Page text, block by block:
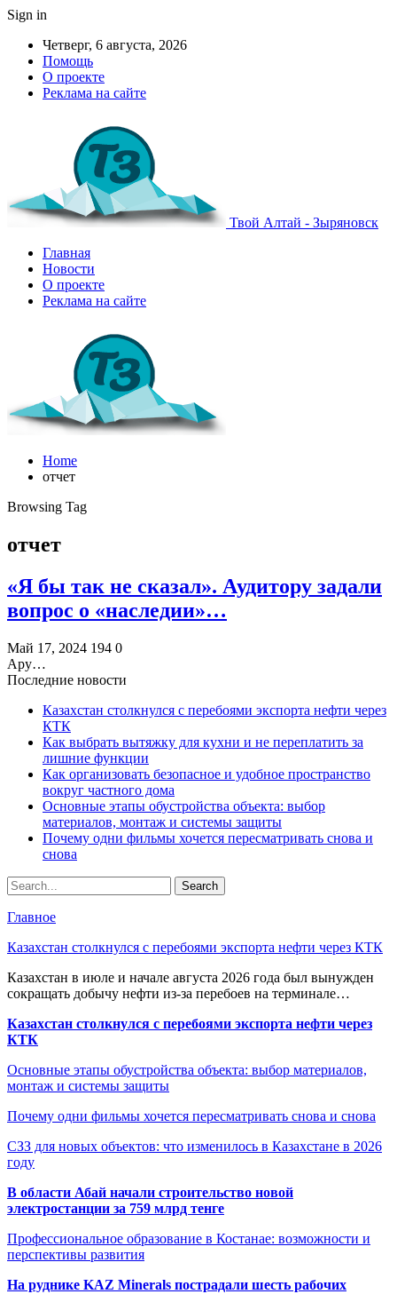
Sign in
Четверг, 6 августа, 2026
Помощь
О проекте
Реклама на сайте
Твой Алтай - Зыряновск
Главная
Новости
О проекте
Реклама на сайте
Home
отчет
Browsing Tag
отчет
«Я бы так не сказал». Аудитору задали
вопрос о «наследии»…
Май 17, 2024 194 0
Ару…
Последние новости
Казахстан столкнулся с перебоями экспорта нефти через
КТК
Как выбрать вытяжку для кухни и не переплатить за
лишние функции
Как организовать безопасное и удобное пространство
вокруг частного дома
Основные этапы обустройства объекта: выбор
материалов, монтаж и системы защиты
Почему одни фильмы хочется пересматривать снова и
снова
Главное
Казахстан столкнулся с перебоями экспорта нефти через КТК
Казахстан в июле и начале августа 2026 года был вынужден
сокращать добычу нефти из-за перебоев на терминале…
Казахстан столкнулся с перебоями экспорта нефти через
КТК
Основные этапы обустройства объекта: выбор материалов,
монтаж и системы защиты
Почему одни фильмы хочется пересматривать снова и снова
СЗЗ для новых объектов: что изменилось в Казахстане в 2026
году
В области Абай начали строительство новой
электростанции за 759 млрд тенге
Профессиональное образование в Костанае: возможности и
перспективы развития
На руднике KAZ Minerals пострадали шесть рабочих